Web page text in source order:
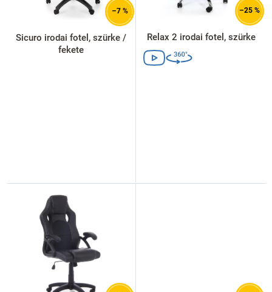
–7 %
Sicuro irodai fotel, szürke /
fekete
–25 %
Relax 2 irodai fotel, szürke